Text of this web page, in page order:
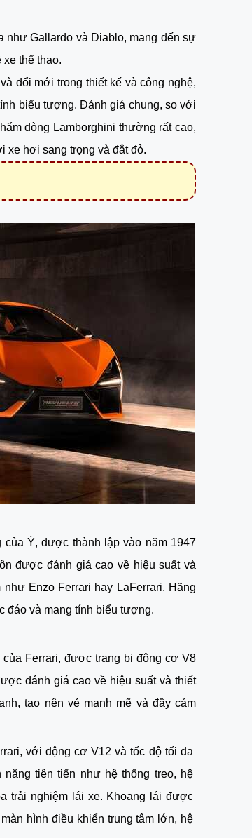
như Gallardo và Diablo, mang đến sự
thể thao.
đổi mới trong thiết kế và công nghệ,
biểu tượng. Đánh giá chung, so với
dòng Lamborghini thường rất cao,
xe hơi sang trọng và đắt đỏ.
của Ý, được thành lập vào năm 1947
được đánh giá cao về hiệu suất và
Enzo Ferrari hay LaFerrari. Hãng
đáo và mang tính biểu tượng.
Ferrari, được trang bị động cơ V8
đánh giá cao về hiệu suất và thiết
với động cơ V12 và tốc độ tối đa
tiên tiến như hệ thống treo, hệ
trải nghiệm lái xe. Khoang lái được
hình điều khiển trung tâm lớn, hệ